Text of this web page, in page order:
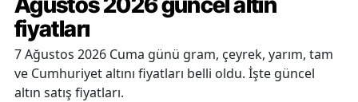
fiyatları
7 Ağustos 2026 Cuma günü gram, çeyrek, yarım, tam
ve Cumhuriyet altını fiyatları belli oldu. İşte güncel
altın satış fiyatları.